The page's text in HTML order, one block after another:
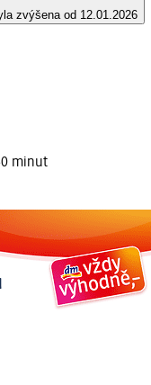
zvýšena od 12.01.2026
minut